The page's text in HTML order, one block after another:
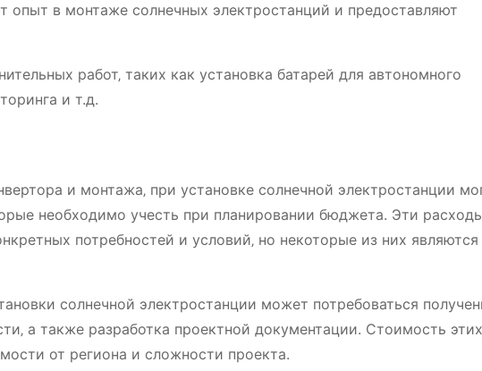
в монтаже солнечных электростанций и предоставляют
работ‚ таких как установка батарей для автономного
и т.д.
и монтажа‚ при установке солнечной электростанции
необходимо учесть при планировании бюджета. Эти
потребностей и условий‚ но некоторые из них являются
солнечной электростанции может потребоваться
а также разработка проектной документации. Стоимость этих
от региона и сложности проекта.